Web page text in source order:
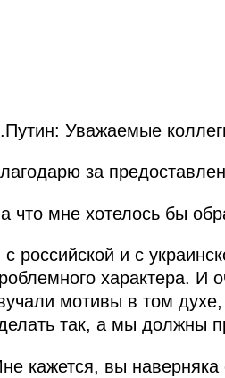
Уважаемые
за
что мне хотелось бы
с российской и с
характера. И
мотивы в том
так, а мы должны
кажется, вы